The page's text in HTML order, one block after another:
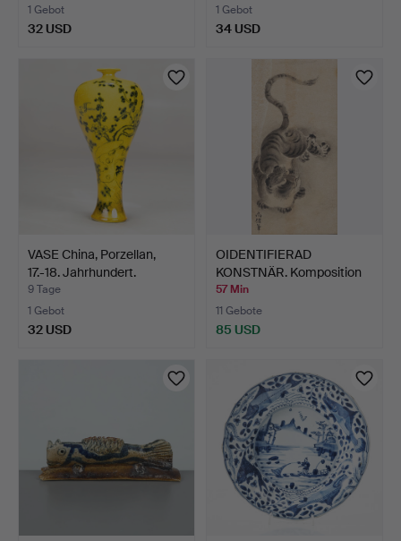
1 Gebot
32 USD
1 Gebot
34 USD
VASE China, Porzellan,
17.-18. Jahrhundert.
9 Tage
1 Gebot
32 USD
OIDENTIFIERAD
KONSTNÄR. Komposition
mit Ti…
57 Min
11 Gebote
85 USD